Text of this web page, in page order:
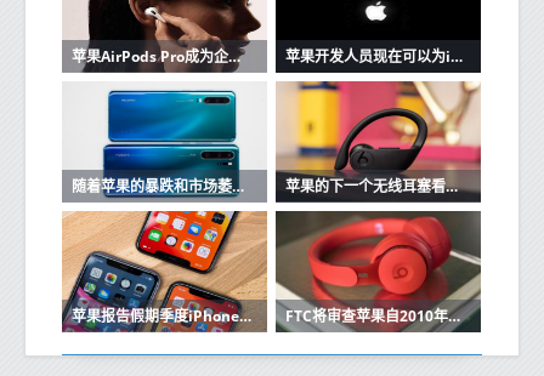
苹果AirPods Pro成为企业家最好朋友的3个原因 苹果开发人员现在可以为iOS和Mac应用程序创建单一购买的应用程序版本
随着苹果的暴跌和市场萎缩，华为在中国保持强大 苹果的下一个无线耳塞看起来很像Beats Powerbeats Pro
苹果报告假期季度iPhone销售强劲 FTC将审查苹果自2010年以来的收购